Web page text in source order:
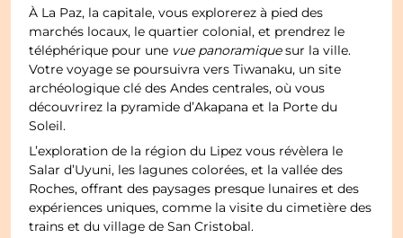
À La Paz, la capitale, vous explorerez à pied des
marchés locaux, le quartier colonial, et prendrez le
téléphérique pour une vue panoramiquesur la ville.
Votre voyage se poursuivra vers Tiwanaku, un site
archéologique clé des Andes centrales, où vous
découvrirez la pyramide d’Akapana et la Porte du
Soleil.
L’exploration de la région du Lipez vous révèlera le
Salar d’Uyuni, les lagunes colorées, et la vallée des
Roches, offrant des paysages presque lunaires et des
expériences uniques, comme la visite du cimetière des
trains et du village de San Cristobal.